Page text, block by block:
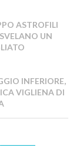
ASTROFILI
UN
INFERIORE,
VIGLIENA DI